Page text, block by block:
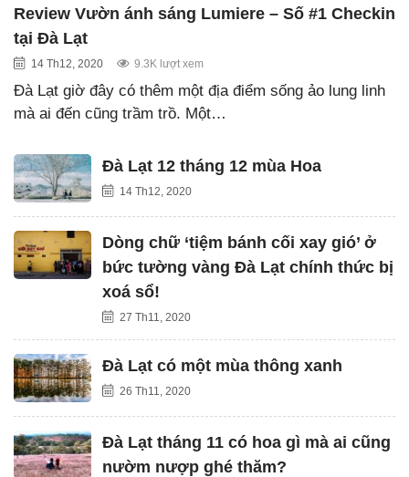
Review Vườn ánh sáng Lumiere – Số #1 Checkin
tại Đà Lạt
14 Th12, 2020 9.3K lượt xem
Đà Lạt giờ đây có thêm một địa điểm sống ảo lung linh
mà ai đến cũng trầm trồ. Một…
Đà Lạt 12 tháng 12 mùa Hoa
14 Th12, 2020
Dòng chữ ‘tiệm bánh cối xay gió’ ở
bức tường vàng Đà Lạt chính thức bị
xoá sổ!
27 Th11, 2020
Đà Lạt có một mùa thông xanh
26 Th11, 2020
Đà Lạt tháng 11 có hoa gì mà ai cũng
nườm nượp ghé thăm?